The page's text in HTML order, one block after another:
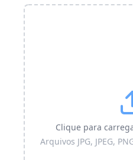
Clique para
Arquivos JPG, JPEG,